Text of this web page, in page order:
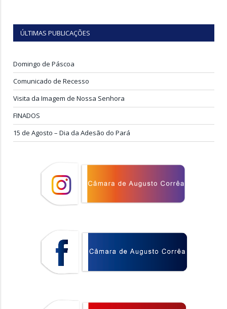
ÚLTIMAS PUBLICAÇÕES
Domingo de Páscoa
Comunicado de Recesso
Visita da Imagem de Nossa Senhora
FINADOS
15 de Agosto – Dia da Adesão do Pará